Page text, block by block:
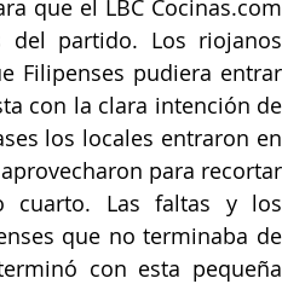
que el LBC Cocinas.com
del partido. Los riojanos
Filipenses pudiera entrar
con la clara intención de
los locales entraron en
para recortar
cuarto. Las faltas y los
que no terminaba de
con esta pequeña